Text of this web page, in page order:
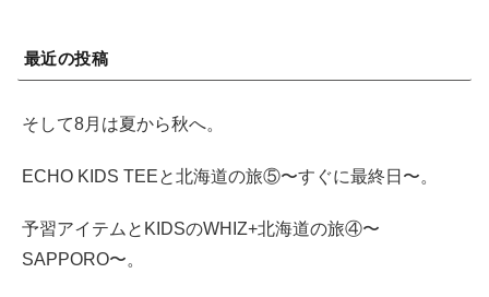
最近の投稿
そして8月は夏から秋へ。
ECHO KIDS TEEと北海道の旅⑤〜すぐに最終日〜。
予習アイテムとKIDSのWHIZ+北海道の旅④〜
SAPPORO〜。